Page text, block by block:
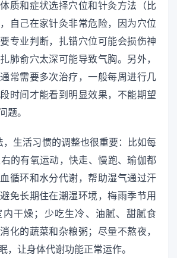
质和症状选择穴位和针灸方法（比
自己在家针灸非常危险，因为穴位
专业判断，扎错穴位可能会损伤神
肺俞穴太深可能导致气胸。另外，
常需要多次治疗，一般每周进行几
时间才能看到明显效果，不能期望
题。
，生活习惯的调整也很重要：比如每
的有氧运动，快走、慢跑、瑜伽都
循环和水分代谢，帮助湿气通过汗
免长期住在潮湿环境，梅雨季节用
内干燥；少吃生冷、油腻、甜腻食
化的蔬菜和杂粮粥；尽量不熬夜，
，让身体代谢功能正常运作。